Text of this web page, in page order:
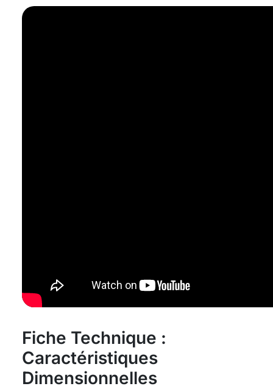
Fiche Technique :
Caractéristiques
Dimensionnelles